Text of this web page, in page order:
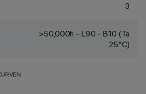
3
>50,000h - L90 - B10 (Ta
25°C)